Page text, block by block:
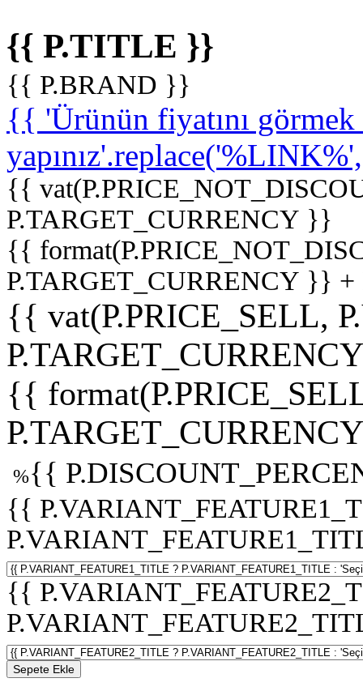
{{ P.TITLE }}
{{ P.BRAND }}
{{ 'Ürünün fiyatını
{{
P.TARGET_CURRENCY }}
{{
P.TARGET_CURRENCY }}
{{ vat(P.PRICE_SELL,
{{
%{{
{{
{{
Sepete Ekle